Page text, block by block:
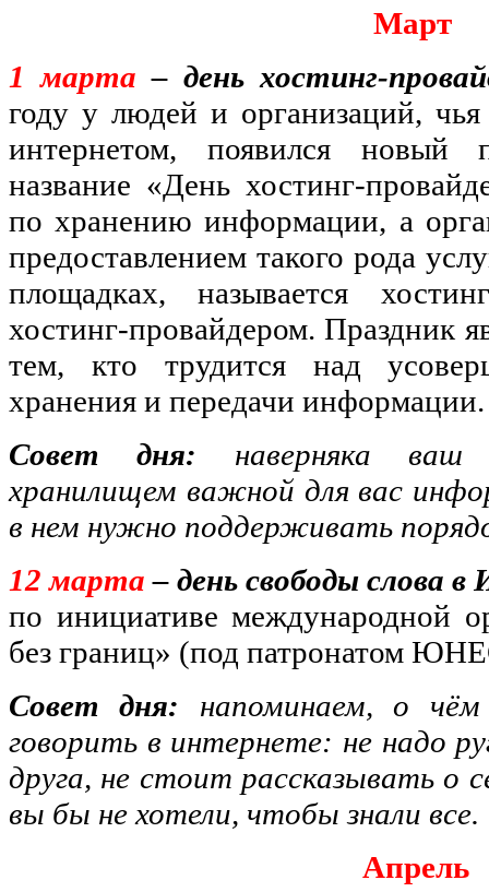
Март
1 марта –день хостинг-
году у людей и организаций, чья
интернетом, появился новый
название «День хостинг-
по хранению информации, а
предоставлением такого рода
площадках, называется
хостинг-провайдером. Праздник
тем, кто трудится над
хранения и передачи информации.
Совет дня:
наверняка ваш
хранилищем важной для вас
в нем нужно поддерживать
12 марта – день свободы слова
по инициативе международной
без границ» (под патронатом
Совет дня:
напоминаем, о
говорить в интернете: не надо
друга, не стоит рассказывать о
вы бы не хотели, чтобы знали все.
Апрель